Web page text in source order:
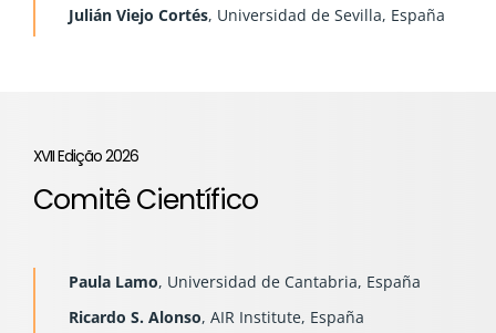
Julián Viejo Cortés, Universidad de Sevilla, España
XVII Edição 2026
Comitê Científico
Paula Lamo, Universidad de Cantabria, España
Ricardo S. Alonso, AIR Institute, España